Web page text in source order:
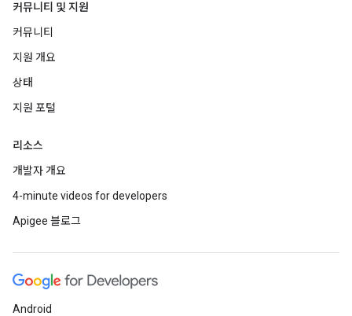
커뮤니티 및 지원
커뮤니티
지원 개요
상태
지원 포털
리소스
개발자 개요
4-minute videos for developers
Apigee 블로그
Android